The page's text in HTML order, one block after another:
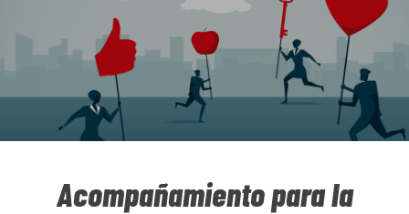
Acompañamiento para la